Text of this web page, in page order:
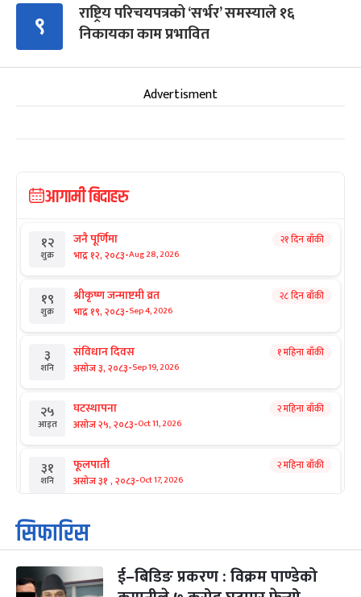
९
राष्ट्रिय परिचयपत्रको ‘सर्भर’ समस्याले १६
निकायका काम प्रभावित
Advertisment
आगामी बिदाहरु
१२
शुक्र
जनै पूर्णिमा
भाद्र १२, २०८३-Aug 28, 2026
२१ दिन बाँकी
१९
शुक्र
श्रीकृष्ण जन्माष्टमी व्रत
भाद्र १९, २०८३-Sep 4, 2026
२८ दिन बाँकी
३
शनि
संविधान दिवस
असोज ३, २०८३-Sep 19, 2026
१ महिना बाँकी
२५
आइत
घटस्थापना
असोज २५, २०८३-Oct 11, 2026
२ महिना बाँकी
३१
शनि
फूलपाती
असोज ३१ , २०८३-Oct 17, 2026
२ महिना बाँकी
१
आइत
कार्तिक सङ्क्रान्ति
कार्तिक १, २०८३
३
मंगल
महानवमी
कार्तिक ३, २०८३ Oct 20, 2026
२ महिना बाँकी
सिफारिस
ई–बिडिङ प्रकरण : विक्रम पाण्डेको